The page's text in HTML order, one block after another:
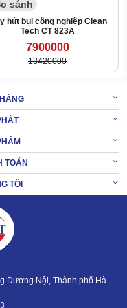
đều rất đơn giản, không
gom bụi nhanh, dai sức
sánh
hút bụi công nghiệp Clean
Tech CT 823A
7900000
13420000
TOÁN
TÔI
Dương Nội, Thành phố Hà